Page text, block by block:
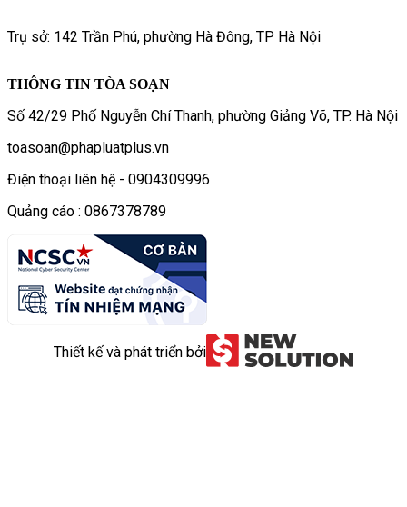
Trụ sở: 142 Trần Phú, phường Hà Đông, TP Hà Nội
THÔNG TIN TÒA SOẠN
Số 42/29 Phố Nguyễn Chí Thanh, phường Giảng Võ, TP. Hà Nội
toasoan@phapluatplus.vn
Điện thoại liên hệ - 0904309996
Quảng cáo : 0867378789
Thiết kế và phát triển bởi